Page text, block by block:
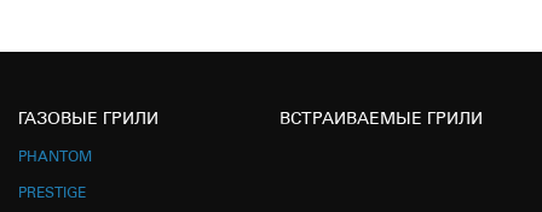
ГАЗОВЫЕ ГРИЛИ
PHANTOM
PRESTIGE
ВСТРАИВАЕМЫЕ ГРИЛИ